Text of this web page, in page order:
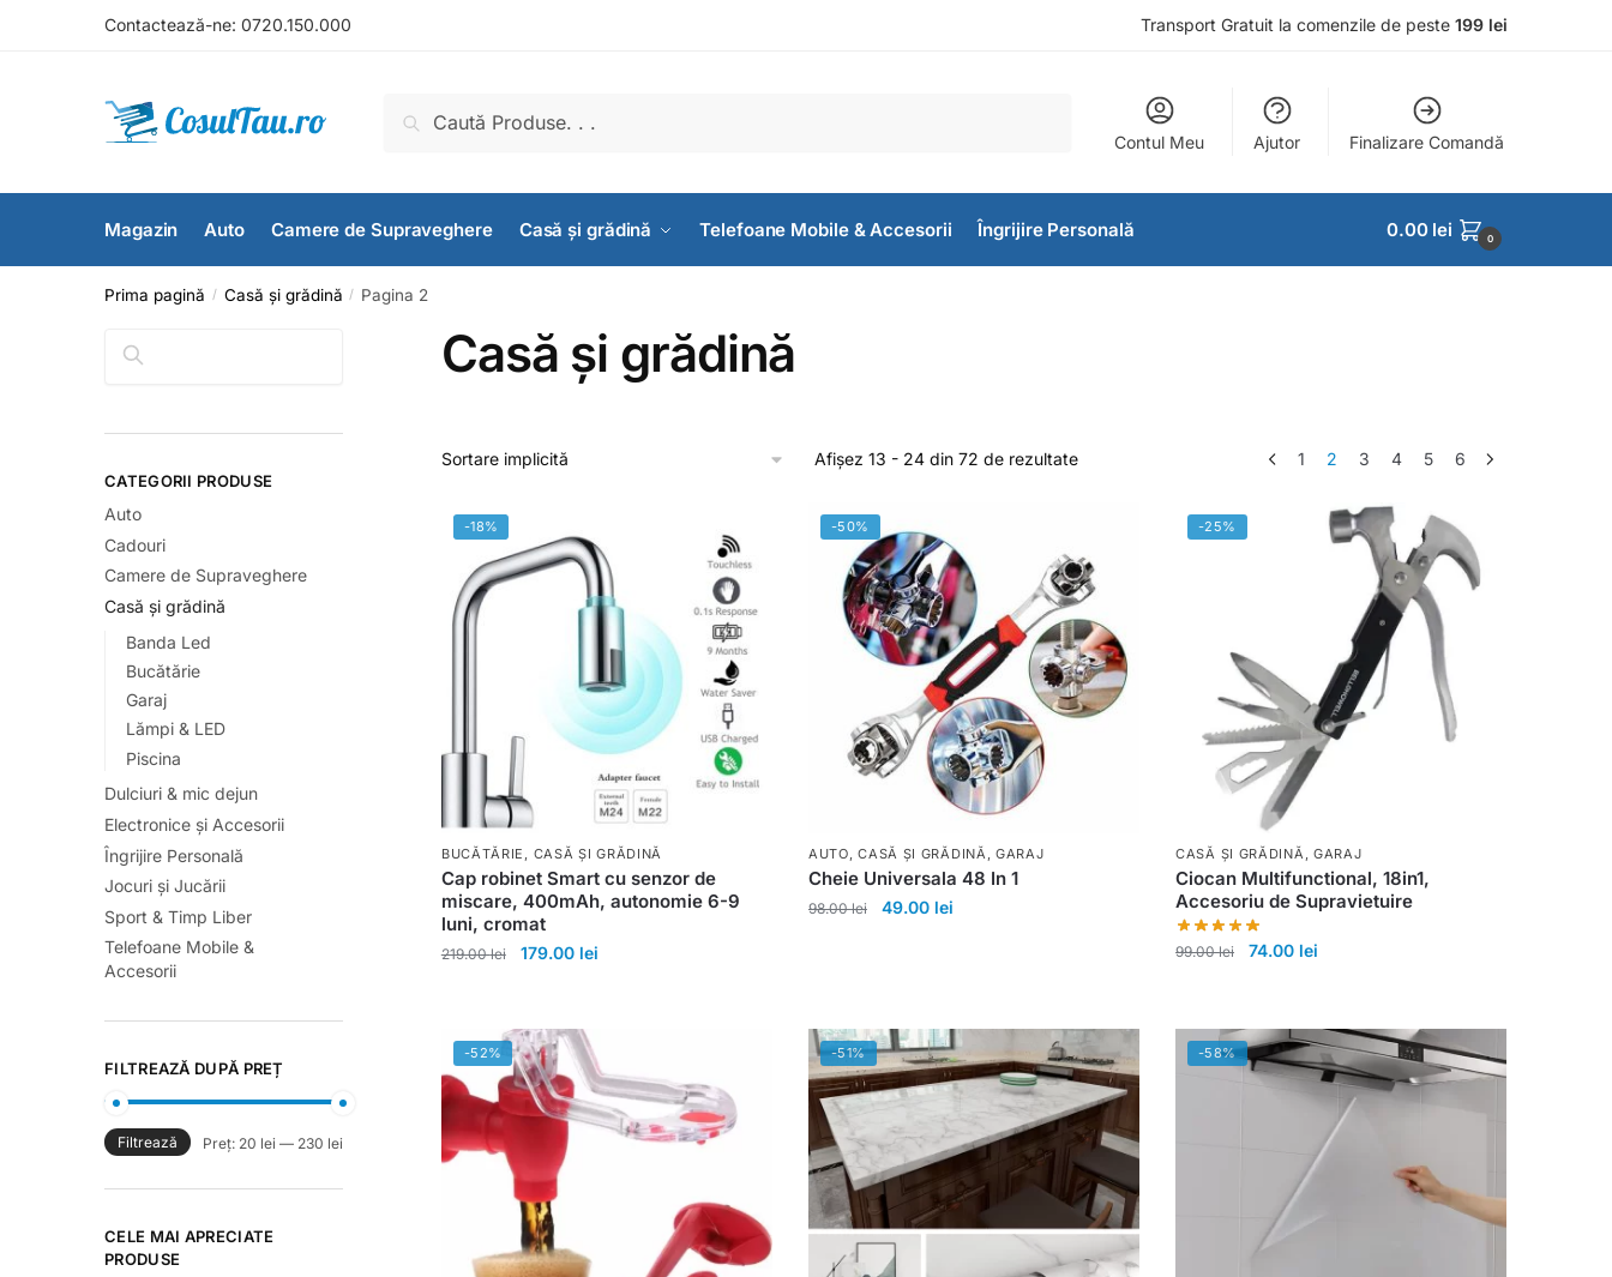
Contactează-ne: 0720.150.000 Transport Gratuit la comenzile de peste 199 lei
Caută
Contul Meu Ajutor Finalizare Comandă
Magazin Auto Camere de Supraveghere Casă și grădină Telefoane Mobile & Accesorii Îngrijire Personală 0.00 lei 0
Prima pagină / Casă și grădină / Pagina 2
Casă și grădină
Afișez 13 - 24 din 72 de rezultate 1 2 3 4 5 6
-18%
BUCĂTĂRIE , CASĂ ȘI GRĂDINĂ
Cap robinet Smart cu senzor de
miscare, 400mAh, autonomie 6-9
luni, cromat
219.00lei 179.00 lei
-50%
AUTO,CASĂ ȘI GRĂDINĂ,GARAJ
Cheie Universala 48 In 1
98.00lei 49.00 lei
-25%
CASĂ ȘI GRĂDINĂ, GARAJ
Ciocan Multifunctional, 18in1,
Accesoriu de Supravietuire
99.00lei 74.00 lei
-52% -51% -58%
Caută
CATEGORII PRODUSE
Auto
Cadouri
Camere de Supraveghere
Casă și grădină
Banda Led
Bucătărie
Garaj
Lămpi & LED
Piscina
Dulciuri & mic dejun
Electronice și Accesorii
Îngrijire Personală
Jocuri și Jucării
Sport & Timp Liber
Telefoane Mobile &
Accesorii
FILTREAZĂ DUPĂ PREȚ
Filtrează Preț: 20 lei — 230 lei
CELE MAI APRECIATE
PRODUSE